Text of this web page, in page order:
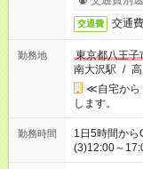
交通費 交通
勤務地
東京都八王子
南大沢駅 /
≪自宅から
します。
勤務時間
1日5時間からOK！ ■シフト例 (1)8:00～13:00
(3)12:00～17:00 「子どもたちが学校に行く間だけ
「余裕を持っ